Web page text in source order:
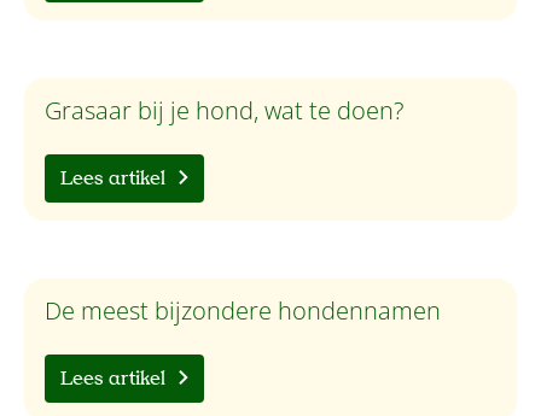
Grasaar bij je hond, wat te doen?
Lees artikel
De meest bijzondere hondennamen
Lees artikel